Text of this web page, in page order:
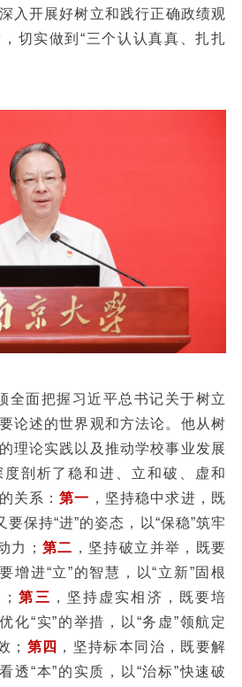
入开展好树立和践行正确政绩观
切实做到“三个认认真真、扎扎
全面把握习近平总书记关于树立
论述的世界观和方法论。他从树
理论实践以及推动学校事业发展
剖析了稳和进、立和破、虚和
关系：第一 ，坚持稳中求进，既
要保持“进”的姿态，以“保稳”筑牢
力； 第二 ，坚持破立并举，既要
增进“立”的智慧，以“立新”固根
第三 ，坚持虚实相济，既要培
化“实”的举措，以“务虚”领航定
； 第四 ，坚持标本同治，既要解
透“本”的实质，以“治标”快速破